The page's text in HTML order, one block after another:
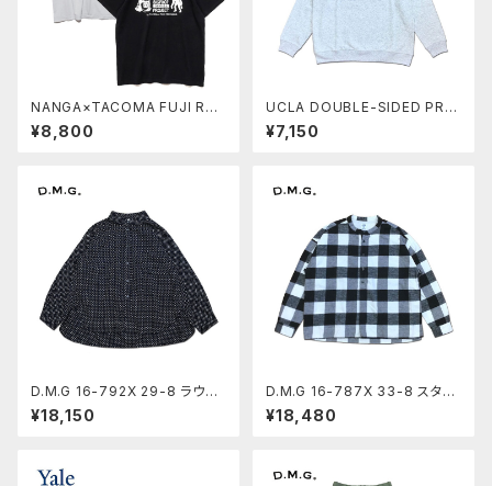
NANGA×TACOMA FUJI REC
ORDS BIGFOOT SURVEY P
ROJECT LOGO TEE Tシャツ
adeinJAPAN NW2411-1F65
¥8,800
UCLA DOUBLE-SIDED PRIN
TING CREW SWEAT Ash Gr
ay スウェット トレーナー Unive
¥7,150
D.M.G 16-792X 29-8 ラウン
ドカラーシャツ ブロードドット ド
ミンゴ DMG MadeinJAPAN
¥18,150
D.M.G 16-787X 33-8 スタン
ドカラーシャツ ビエラ起毛チェッ
ク チェック フランネル ドミンゴ
¥18,480